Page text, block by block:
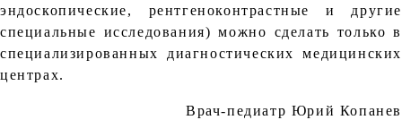
эндоскопические, рентгеноконтрастные и другие
специальные исследования) можно сделать только в
специализированных диагностических медицинских
центрах.
Врач-педиатр Юрий Копанев